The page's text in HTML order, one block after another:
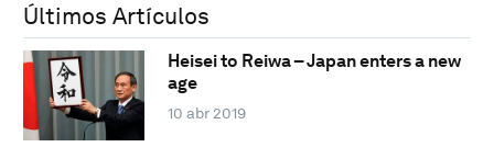
Últimos Artículos
Heisei to Reiwa – Japan enters a new
age
10 abr 2019